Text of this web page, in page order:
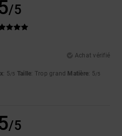
/5
Achat vérifié
: 5/5 Taille: Trop grand Matière: 5/5
/5